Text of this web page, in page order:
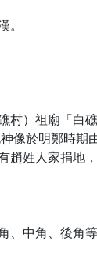
村）祖廟「白
像於明鄭時期
趙姓人家捐地
中角、後角等